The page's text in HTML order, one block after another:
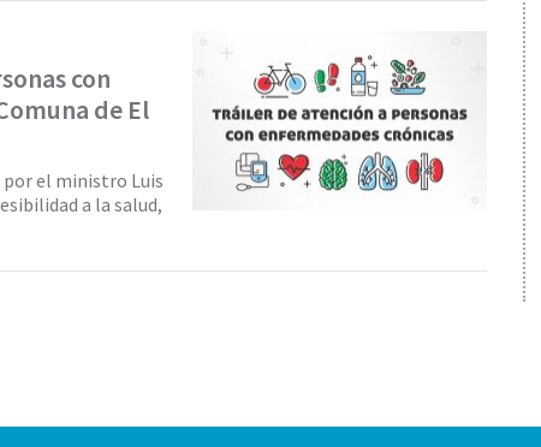
con
de El
el ministro Luis
a la salud,